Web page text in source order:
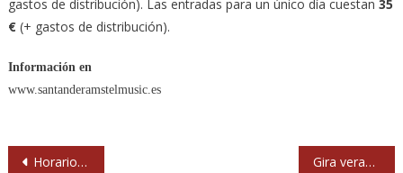
gastos de distribución). Las entradas para un único día cuestan 35
€(+ gastos de distribución).
Información en
www.santanderamstelmusic.es
Navegación
Horarios y conciertos gratis dentro del Azkena Rock Festival Gira veraniega con seis fechas españolas para The Wailers